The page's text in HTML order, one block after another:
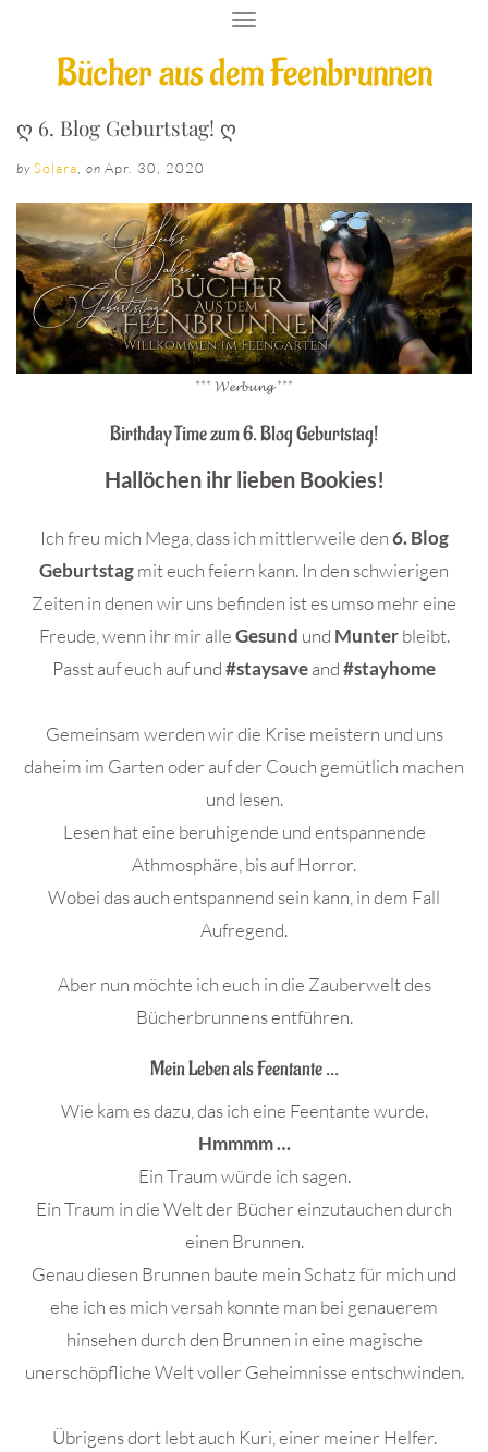
Bücher aus dem Feenbrunnen
T
G
G
A
T
I
O
N
ღ 6. Blog Geburtstag! ღ
by Solara on Apr. 30, 2020
*** 𝓦𝓮𝓻𝓫𝓾𝓷𝓰 ***
Birthday Time zum 6. Blog Geburtstag!
Hallöchen ihr lieben Bookies!
Ich freu mich Mega, dass ich mittlerweile den6. Blog
Geburtstagmit euch feiern kann. In den schwierigen
Zeiten in denen wir uns befinden ist es umso mehr eine
Freude, wenn ihr mir alleGesund und Munterbleibt.
Passt auf euch auf und#staysaveand#stayhome
Gemeinsam werden wir die Krise meistern und uns
daheim im Garten oder auf der Couch gemütlich machen
und lesen.
Lesen hat eine beruhigende und entspannende
Athmosphäre, bis auf Horror.
Wobei das auch entspannend sein kann, in dem Fall
Aufregend.
Aber nun möchte ich euch in die Zauberwelt des
Bücherbrunnens entführen.
Mein Leben als Feentante …
Wie kam es dazu, das ich eine Feentante wurde.
Hmmmm …
Ein Traum würde ich sagen.
Ein Traum in die Welt der Bücher einzutauchen durch
einen Brunnen.
Genau diesen Brunnen baute mein Schatz für mich und
ehe ich es mich versah konnte man bei genauerem
hinsehen durch den Brunnen in eine magische
unerschöpfliche Welt voller Geheimnisse entschwinden.
Übrigens dort lebt auch Kuri, einer meiner Helfer.